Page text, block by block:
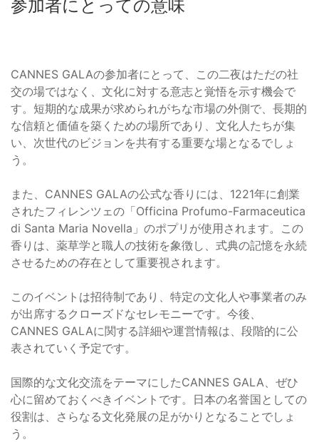
参加者にとっての意味
CANNES GALAの参加者にとって、この二夜はただの社
交の場ではなく、文化に対する意志と覚悟を示す機会で
す。短期的な成果が求められがちな市場の外側で、長期的
な信頼と価値を築くための場所であり、文化人たちが集
い、次世代のビジョンを共有する重要な場となるでしょ
う。
また、CANNES GALAの公式な香りには、1221年に創業
されたフィレンツェの「Officina Profumo-Farmaceutica
di Santa Maria Novella」のポプリが使用されます。この
香りは、薬草学と職人の技術を象徴し、式典の記憶を永続
させるための存在として重要視されます。
このイベントは招待制であり、特定の文化人や事業者のみ
が出席するクローズドなセレモニーです。今後、
CANNES GALAに関する詳細や運営情報は、段階的に公
表されていく予定です。
国際的な文化交流をテーマにしたCANNES GALA、ぜひ
心に留めておくべきイベントです。日本の名誉国としての
役割は、さらなる文化発展の足がかりとなることでしょ
う。